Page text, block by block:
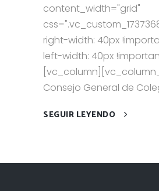
content_width="grid"
right-width: 40px
left-width: 40px
Consejo General de
SEGUIR LEYENDO